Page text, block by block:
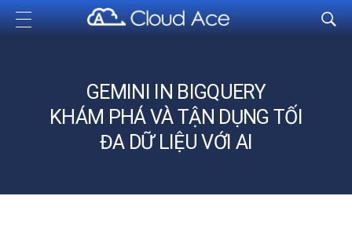
Cloud Ace
Nhà cung cấp giải pháp trên GCP cho doanh nghiệp
GEMINI IN BIGQUERY
KHÁM PHÁ VÀ TẬN DỤNG TỐI
ĐA DỮ LIỆU VỚI AI